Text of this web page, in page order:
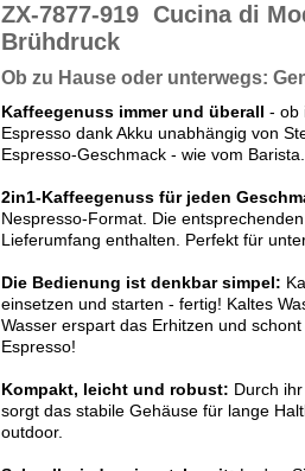
ZX-7877-919 Cucina di
Brühdruck
Ob zu Hause oder unterwegs:
Kaffeegenuss immer und überall - ob
Espresso dank Akku unabhängig von
Espresso-Geschmack - wie vom Barista.
2in1-Kaffeegenuss für jeden
Nespresso-Format. Die
Lieferumfang enthalten. Perfekt für
Die Bedienung ist denkbar simpel:
einsetzen und starten - fertig! Kaltes
Wasser erspart das Erhitzen und
Espresso!
Kompakt, leicht und robust: Durch
sorgt das stabile Gehäuse für lange
outdoor.